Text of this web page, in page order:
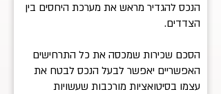
הנכס להגדיר מראש את מערכת היחסים בין
הצדדים.
הסכם שכירות שמכסה את כל התרחישים
האפשריים יאפשר לבעל הנכס לבטח את
עצמו בסיטואציות מורכבות שעשויות